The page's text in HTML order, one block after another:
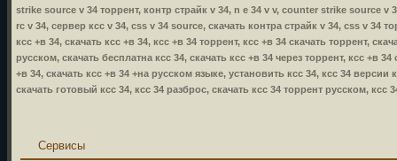
strike source v 34 торрент, контр страйк v 34, n e 34 v v, counter strike source v
rc v 34, сервер ксс v 34, css v 34 source, скачать контра страйк v 34, css v 34
ксс +в 34, скачать ксс +в 34, ксс +в 34 торрент, ксс +в 34 скачать торрент,
русском, скачать бесплатна ксс 34, скачать ксс +в 34 через торрент, ксс +в
+в 34, скачать ксс +в 34 +на русском языке, установить ксс 34, ксс 34 версии
скачать готовый ксс 34, ксс 34 разброс, скачать ксс 34 торрент русском,
Сервисы